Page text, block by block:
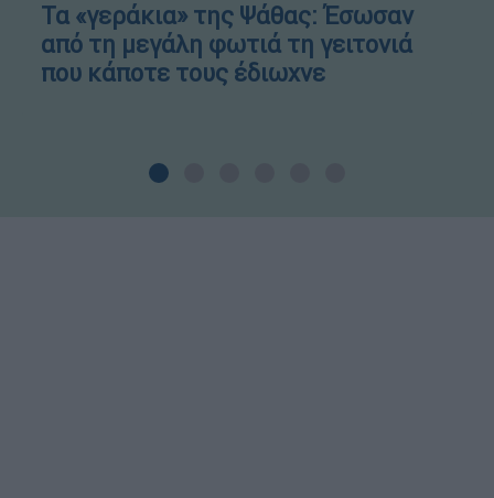
Τα «γεράκια» της Ψάθας: Έσωσαν
από τη μεγάλη φωτιά τη γειτονιά
που κάποτε τους έδιωχνε